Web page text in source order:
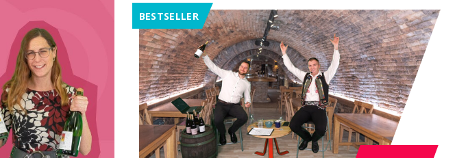
BESTSELLER